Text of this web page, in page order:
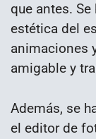
que antes.
estética del
animaciones
amigable y
Además, se
el editor de